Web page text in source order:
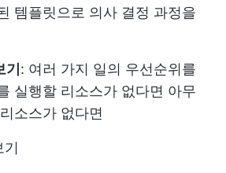
템플릿으로 의사 결정 과정을
: 여러 가지 일의 우선순위를
실행할 리소스가 없다면 아무
소스가 없다면